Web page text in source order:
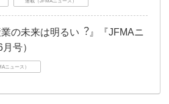
業の未来は明るい︖』『JFMAニ
号）
ニュース）